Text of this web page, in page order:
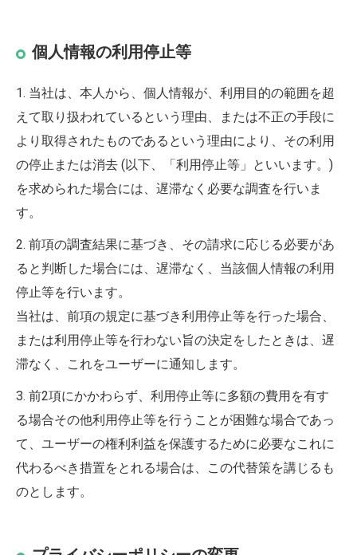
個人情報の利用停止等
1. 当社は、本人から、個人情報が、利用目的の範囲を超
えて取り扱われているという理由、または不正の手段に
より取得されたものであるという理由により、その利用
の停止または消去 (以下、「利用停止等」といいます。)
を求められた場合には、遅滞なく必要な調査を行いま
す。
2. 前項の調査結果に基づき、その請求に応じる必要があ
ると判断した場合には、遅滞なく、当該個人情報の利用
停止等を行います。
当社は、前項の規定に基づき利用停止等を行った場合、
または利用停止等を行わない旨の決定をしたときは、遅
滞なく、これをユーザーに通知します。
3. 前2項にかかわらず、利用停止等に多額の費用を有す
る場合その他利用停止等を行うことが困難な場合であっ
て、ユーザーの権利利益を保護するために必要なこれに
代わるべき措置をとれる場合は、この代替策を講じるも
のとします。